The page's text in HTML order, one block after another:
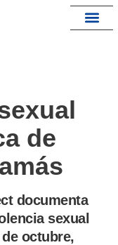
de
documenta
sexual
octubre,